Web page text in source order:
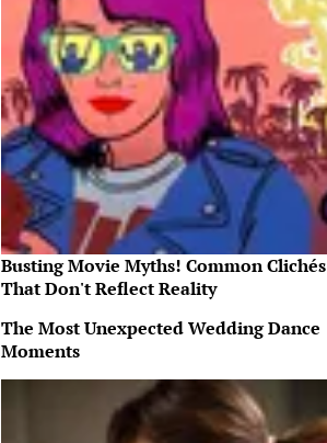
Busting Movie Myths! Common Clichés
That Don't Reflect Reality
The Most Unexpected Wedding Dance
Moments